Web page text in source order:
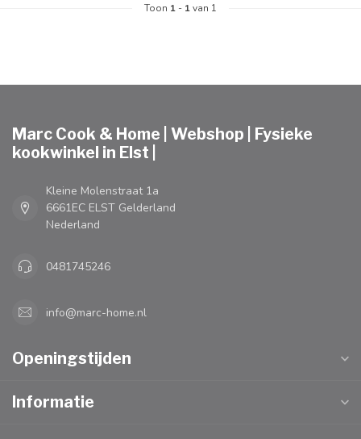
Toon 1 - 1van 1
Marc Cook & Home | Webshop | Fysieke
kookwinkel in Elst |
Kleine Molenstraat 1a
6661EC ELST Gelderland
Nederland
0481745246
info@marc-home.nl
Openingstijden
Informatie